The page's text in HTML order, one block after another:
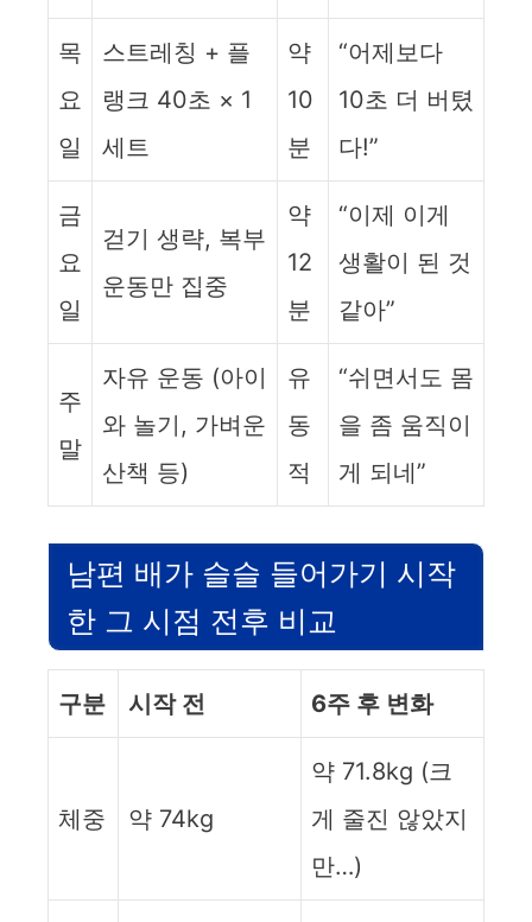
목
요
일
스트레칭 + 플
랭크 40초 × 1
세트
약
10
분
“어제보다
10초 더 버텼
다!”
금
요
일
걷기 생략, 복부
운동만 집중
약
12
분
“이제 이게
생활이 된 것
같아”
주
말
자유 운동 (아이
와 놀기, 가벼운
산책 등)
유
동
적
“쉬면서도 몸
을 좀 움직이
게 되네”
남편 배가 슬슬 들어가기 시작
한 그 시점 전후 비교
구분 시작 전 6주 후 변화
체중 약 74kg
약 71.8kg (크
게 줄진 않았지
만…)